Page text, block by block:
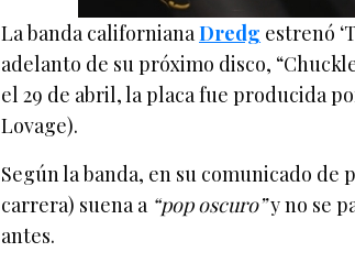
La banda californianaDredg estrenó
adelanto de su próximo disco,
el 29 de abril, la placa fue producida
Lovage).
Según la banda, en su comunicado
carrera) suena a “pop oscuro”y no se
antes.